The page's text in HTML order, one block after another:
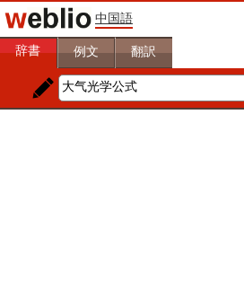
中国語
辞書 例文 翻訳